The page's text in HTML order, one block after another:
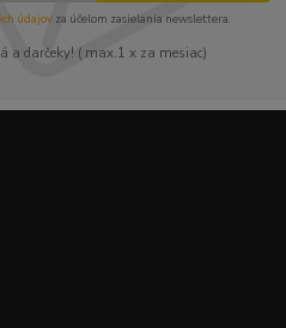
údajov za účelom zasielania newslettera.
a darčeky! ( max.1 x za mesiac)